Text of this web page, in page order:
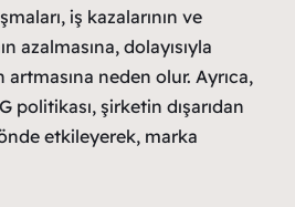
iş kazalarının ve
azalmasına, dolayısıyla
neden olur. Ayrıca,
politikası, şirketin dışarıdan
etkileyerek, marka